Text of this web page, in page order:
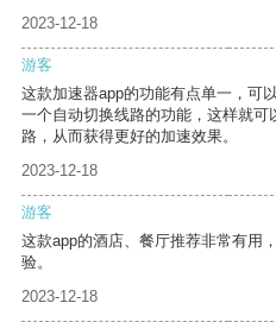
2023-12-18
游客
这款加速器app的功能有点单一，可
一个自动切换线路的功能，这样就
路，从而获得更好的加速效果。
2023-12-18
游客
这款app的酒店、餐厅推荐非常有用
验。
2023-12-18